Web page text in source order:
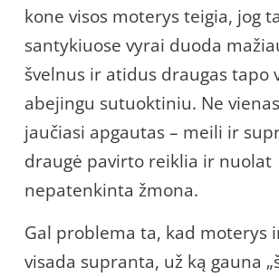
kone visos moterys teigia, jog
santykiuose vyrai duoda
švelnus ir atidus draugas tapo
abejingu sutuoktiniu. Ne
jaučiasi apgautas – meili ir
draugė pavirto reiklia ir nuolat
nepatenkinta žmona.
Gal problema ta, kad moterys
visada supranta, už ką gauna